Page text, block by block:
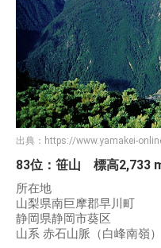
出典： https://www.yamakei-
83位：笹山 標高2,733
所在地
山梨県南巨摩郡早川町
静岡県静岡市葵区
山系 赤石山脈（白峰南嶺）